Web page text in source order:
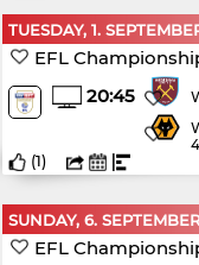
TUESDAY, 1.
EFL
20:45
(1)
SUNDAY, 6.
EFL